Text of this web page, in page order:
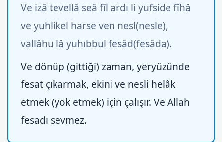
Ve izâ tevellâ seâ fîl ardı li yufside fîhâ
ve yuhlikel harse ven nesl(nesle),
vallâhu lâ yuhıbbul fesâd(fesâda).
Ve dönüp (gittiği) zaman, yeryüzünde
fesat çıkarmak, ekini ve nesli helâk
etmek (yok etmek) için çalışır. Ve Allah
fesadı sevmez.